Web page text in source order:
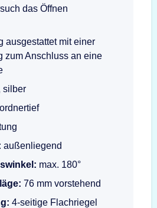
das Öffnen
ausgestattet mit einer
zum Anschluss an eine
silber
außenliegend
max. 180°
76 mm vorstehend
4-seitige Flachriegel